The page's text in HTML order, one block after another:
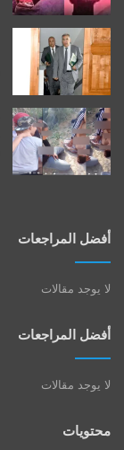
أفضل المراجعات
لا يوجد مقالات
أفضل المراجعات
لا يوجد مقالات
محتويات